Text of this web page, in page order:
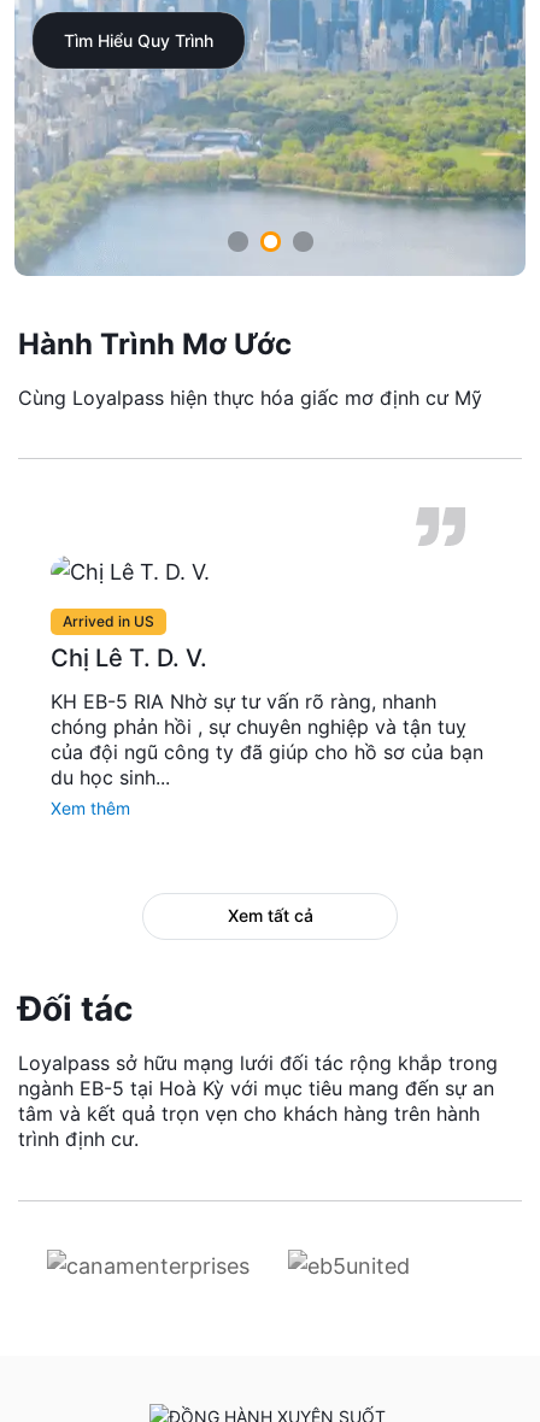
Tìm Hiểu Quy Trình
Hành Trình Mơ Ước
Cùng Loyalpass hiện thực hóa giấc mơ định cư Mỹ
Chị Lê T. D. V.
Arrived in US
KH EB-5 RIA Nhờ sự tư vấn rõ ràng, nhanh
chóng phản hồi , sự chuyên nghiệp và tận tuỵ
của đội ngũ công ty đã giúp cho hồ sơ của bạn
du học sinh...
Xem thêm
Xem tất cả
Đối tác
Loyalpass sở hữu mạng lưới đối tác rộng khắp trong
ngành EB-5 tại Hoà Kỳ với mục tiêu mang đến sự an
tâm và kết quả trọn vẹn cho khách hàng trên hành
trình định cư.